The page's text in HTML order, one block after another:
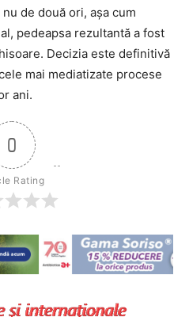
de două ori, așa cum
pedeapsa rezultantă a fost
Decizia este definitivă
mai mediatizate procese
ani.
0
Rating